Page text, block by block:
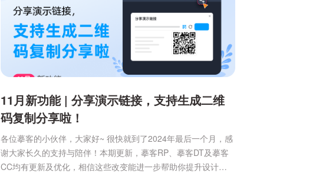
11月新功能 | 分享演示链接，支持生成二维
码复制分享啦！
各位摹客的小伙伴，大家好~ 很快就到了2024年最后一个月，感
谢大家长久的支持与陪伴！本期更新，摹客RP、摹客DT及摹客
CC均有更新及优化，相信这些改变能进一步帮助你提升设计和